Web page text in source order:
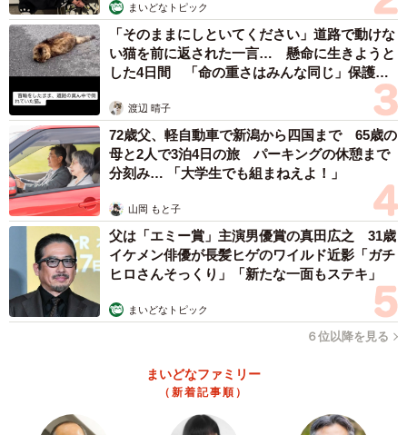
まいどなトピック
「そのままにしといてください」道路で動けな
い猫を前に返された一言… 懸命に生きようと
した4日間 「命の重さはみんな同じ」保護団
渡辺 晴子
72歳父、軽自動車で新潟から四国まで 65歳の
母と2人で3泊4日の旅 パーキングの休憩まで
分刻み… 「大学生でも組まねえよ！」
山岡 もと子
父は「エミー賞」主演男優賞の真田広之 31歳
イケメン俳優が長髪ヒゲのワイルド近影「ガチ
ヒロさんそっくり」「新たな一面もステキ」
まいどなトピック
６位以降を見る
まいどなファミリー
（新着記事順）